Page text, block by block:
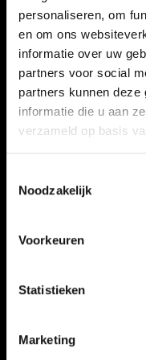
personaliseren, om
en om ons
informatie over uw
partners voor social
partners kunnen deze
informatie die u aan
verzameld op basis
Noodzakelijk
Voorkeuren
Statistieken
Marketing
Dit is een online
half uur voor de
de voorstelling kan
2 weken na de
1 uur 50 min, zonder
Christian
SCENOGRAFIE
CAST
Alix Le Saux
Guillaume Andrieux